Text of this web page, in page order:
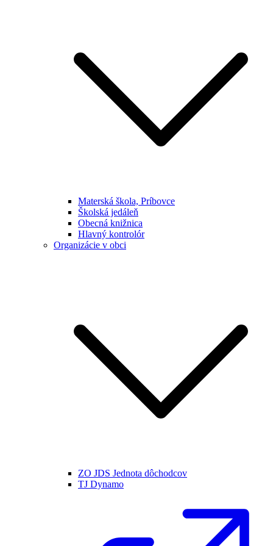
Materská škola, Príbovce
Školská jedáleň
Obecná knižnica
Hlavný kontrolór
Organizácie v obci
ZO JDS Jednota dôchodcov
TJ Dynamo